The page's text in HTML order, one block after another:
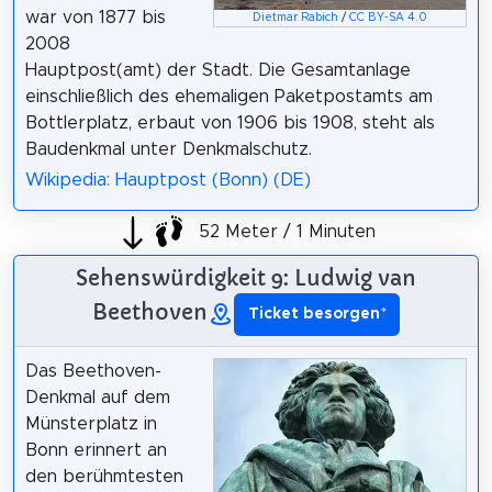
Dietmar Rabich /CC BY-SA 4.0
war von 1877 bis
2008
Hauptpost(amt) der Stadt. Die Gesamtanlage
einschließlich des ehemaligen Paketpostamts am
Bottlerplatz, erbaut von 1906 bis 1908, steht als
Baudenkmal unter Denkmalschutz.
Wikipedia: Hauptpost (Bonn) (DE)
52 Meter / 1 Minuten
Sehenswürdigkeit 9: Ludwig van
Beethoven
Ticket besorgen*
Das Beethoven-
Denkmal auf dem
Münsterplatz in
Bonn erinnert an
den berühmtesten